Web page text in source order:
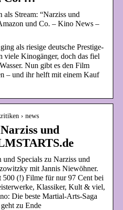
Stream: “Narziss und
und Co. – Kino News –
als riesige deutsche Prestige-
viele Kinogänger, doch das fiel
Nun gibt es den Film
– und ihr helft mit einem Kauf
› news
und
Specials zu Narziss und
mit Jannis Niewöhner.
500 (!) Filme für nur 97 Cent bei
Klassiker, Kult & viel,
Die beste Martial-Arts-Saga
zu Ende